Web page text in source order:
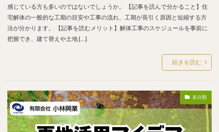
感じている方も多いのではないでしょうか。 【記事を読んで分かること】住
宅解体の一般的な工期の目安や工事の流れ、工期が長引く原因と短縮する方
法が分かります。 【記事を読むメリット】解体工事のスケジュールを事前に
把握でき、建て替えや土地 […]
続きを読む
未分類